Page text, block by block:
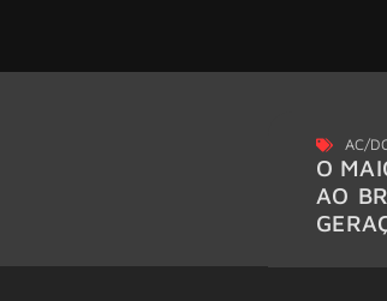
AC/
O
AO